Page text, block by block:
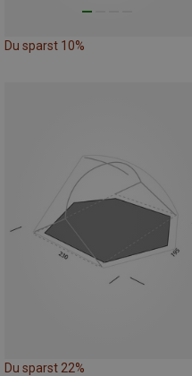
Du sparst 10%
Du sparst 22%